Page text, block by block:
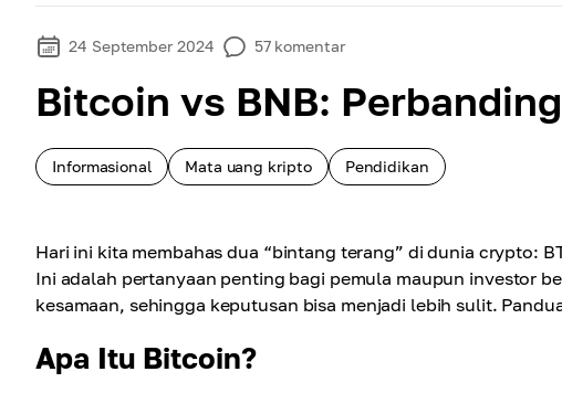
24 September 2024 57 komentar
Bitcoin vs BNB:
Informasional Mata uang kripto Pendidikan
Hari ini kita membahas dua “bintang terang” di dunia crypto:
Ini adalah pertanyaan penting bagi pemula maupun investor
kesamaan, sehingga keputusan bisa menjadi lebih sulit.
Apa Itu Bitcoin?